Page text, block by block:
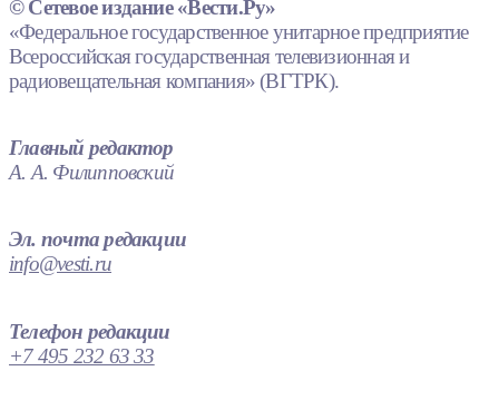
© Сетевое издание «Вести.Ру»
«Федеральное государственное унитарное предприятие
Всероссийская государственная телевизионная и
радиовещательная компания» (ВГТРК).
Главный редактор
А. А. Филипповский
Эл. почта редакции
info@vesti.ru
Телефон редакции
+7 495 232 63 33